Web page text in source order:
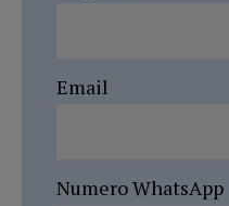
Email
Numero WhatsApp